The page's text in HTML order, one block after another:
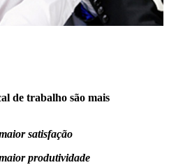
de trabalho são mais
satisfação
produtividade